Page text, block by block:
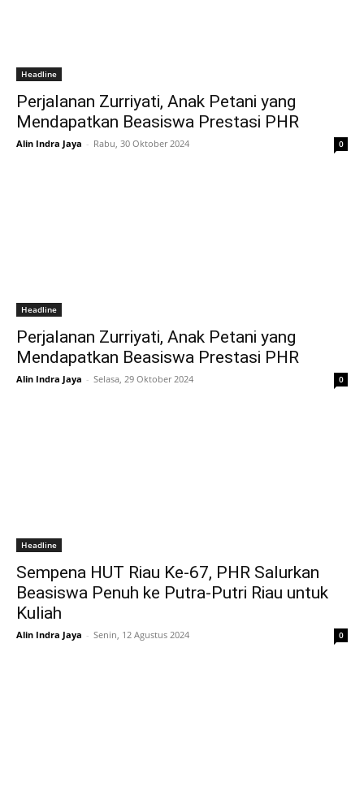
Headline
Perjalanan Zurriyati, Anak Petani yang
Mendapatkan Beasiswa Prestasi PHR
Alin Indra Jaya - Rabu, 30 Oktober 2024 0
Headline
Perjalanan Zurriyati, Anak Petani yang
Mendapatkan Beasiswa Prestasi PHR
Alin Indra Jaya - Selasa, 29 Oktober 2024 0
Headline
Sempena HUT Riau Ke-67, PHR Salurkan
Beasiswa Penuh ke Putra-Putri Riau untuk
Kuliah
Alin Indra Jaya - Senin, 12 Agustus 2024 0